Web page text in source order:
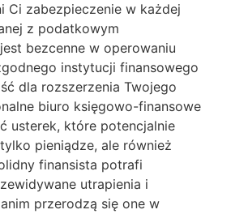
Ci zabezpieczenie w każdej
z podatkowym
bezcenne w operowaniu
instytucji finansowego
dla rozszerzenia Twojego
biuro księgowo-finansowe
usterek, które potencjalnie
pieniądze, ale również
finansista potrafi
utrapienia i
przerodzą się one w